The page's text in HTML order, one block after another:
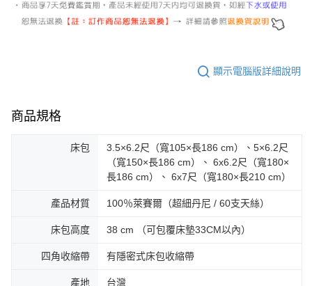
顯示電腦版詳細說明
商品規格
床包
3.5×6.2尺（寬105×長186 cm）、5×6.2尺
（寬150×長186 cm）、 6x6.2尺（寬180×
長186 cm）、 6x7尺（寬180×長210 cm）
產品材質 100％萊賽爾（超細丹尼 / 60支天絲）
床包高度 38 cm （可包覆床墊33CM以內）
四角收縮帶 有隱密式床包收縮帶
產地 台灣